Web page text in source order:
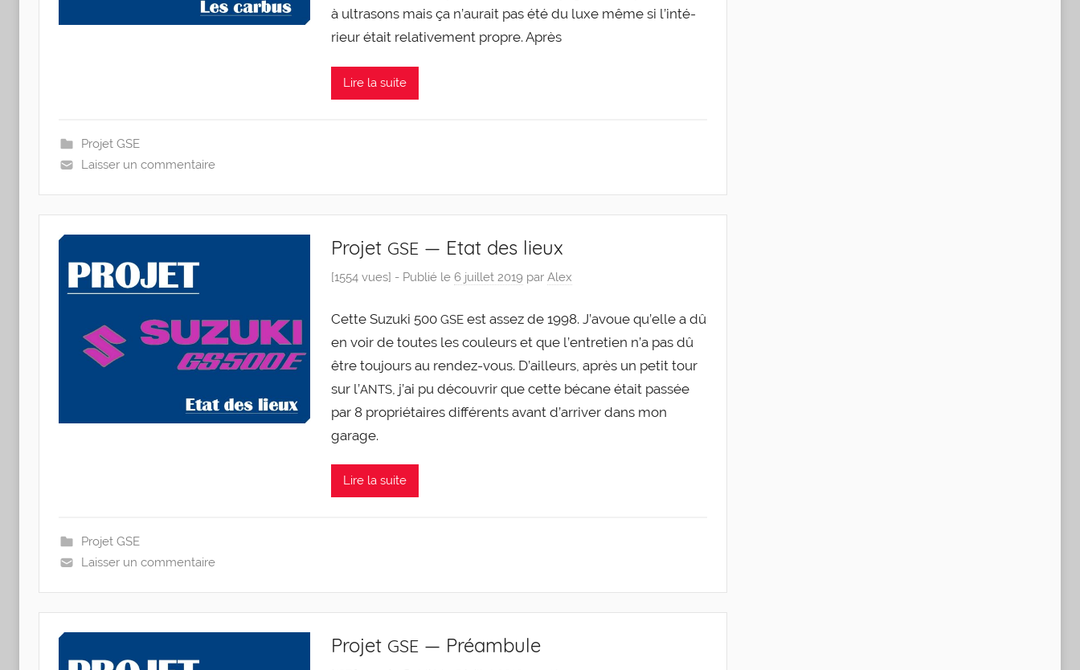
à ultra­sons mais ça n’au­rait pas été du luxe même si l’in­té­
rieur était rela­ti­ve­ment propre. Après
Lire la suite
Projet GSE
Laisser un commentaire
Projet GSE— Etat des lieux
[1554 vues] - Publié le 6 juillet 2019 par Alex
Cette Suzu­ki 500 GSEest assez de 1998. J’a­voue qu’elle a dû
en voir de toutes les cou­leurs et que l’en­tre­tien n’a pas dû
être tou­jours au rendez-​​vous. D’ailleurs, après un petit tour
sur l’ANTS, j’ai pu décou­vrir que cette bécane était pas­sée
par 8 pro­prié­taires dif­fé­rents avant d’ar­ri­ver dans mon
garage.
Lire la suite
Projet GSE
Laisser un commentaire
Projet GSE— Préambule